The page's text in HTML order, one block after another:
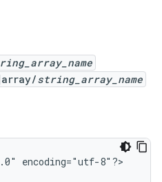
string_array_name
encoding="utf-8"?>